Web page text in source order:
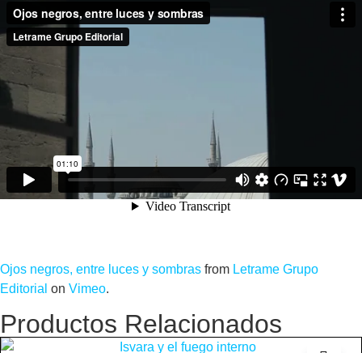
Ojos negros, entre luces y sombras from Letrame Grupo
Editorial on Vimeo.
Productos Relacionados